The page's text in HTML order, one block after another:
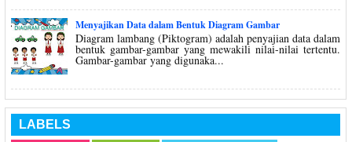
Menyajikan Data dalam Bentuk Diagram Gambar
Diagram lambang (Piktogram) adalah penyajian data dalam
bentuk gambar-gambar yang mewakili nilai-nilai tertentu.
Gambar-gambar yang digunaka...
LABELS